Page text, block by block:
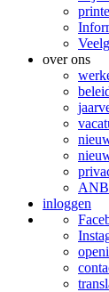
over ons
inloggen